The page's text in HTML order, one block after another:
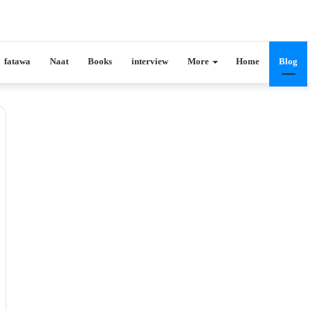
fatawa Naat Books interview More Home Blog